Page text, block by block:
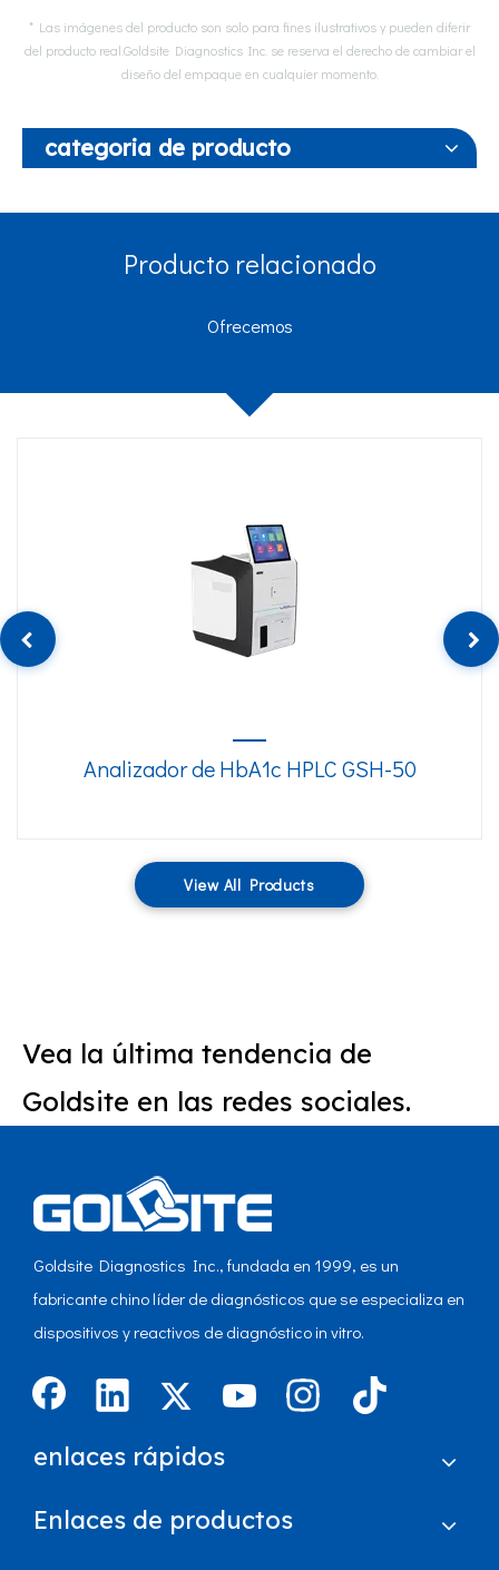
* Las imágenes del producto son solo para fines ilustrativos y pueden diferir
del producto real.Goldsite Diagnostics Inc. se reserva el derecho de cambiar el
diseño del empaque en cualquier momento.
categoria de producto
Producto relacionado
Ofrecemos
Analizador de HbA1c HPLC GSH-50
View All Products
Vea la última tendencia de
Goldsite en las redes sociales.
Goldsite Diagnostics Inc., fundada en 1999, es un
fabricante chino líder de diagnósticos que se especializa en
dispositivos y reactivos de diagnóstico in vitro.
enlaces rápidos
Enlaces de productos